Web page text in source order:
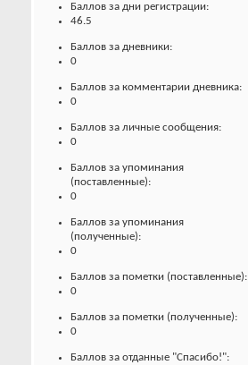
Баллов за дни регистрации:
46.5
Баллов за дневники:
0
Баллов за комментарии дневника:
0
Баллов за личные сообщения:
0
Баллов за упоминания
(поставленные):
0
Баллов за упоминания
(полученные):
0
Баллов за пометки (поставленные):
0
Баллов за пометки (полученные):
0
Баллов за отданные "Спасибо!":